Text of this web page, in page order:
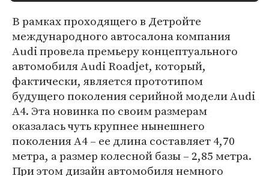
В рамках проходящего в Детройте
международного автосалона компания
Audi провела премьеру концептуального
автомобиля Audi Roadjet, который,
фактически, является прототипом
будущего поколения серийной модели Audi
A4. Эта новинка по своим размерам
оказалась чуть крупнее нынешнего
поколения A4 – ее длина составляет 4,70
метра, а размер колесной базы – 2,85 метра.
При этом дизайн автомобиля немного